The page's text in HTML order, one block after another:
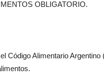
OBLIGATORIO.
Código Alimentario Argentino